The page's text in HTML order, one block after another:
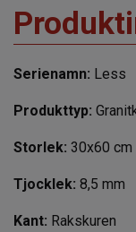
Serienamn: Less
Produkttyp:
Storlek: 30x60 cm
Tjocklek: 8,5 mm
Kant: Rakskuren